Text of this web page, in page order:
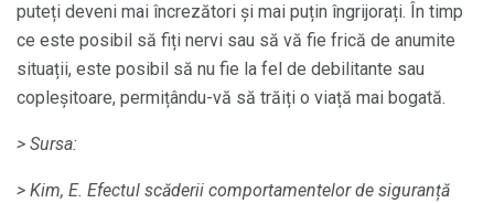
puteți deveni mai încrezători și mai puțin îngrijorați. În timp
ce este posibil să fiți nervi sau să vă fie frică de anumite
situații, este posibil să nu fie la fel de debilitante sau
copleșitoare, permițându-vă să trăiți o viață mai bogată.
> Sursa:
> Kim, E. Efectul scăderii comportamentelor de siguranță